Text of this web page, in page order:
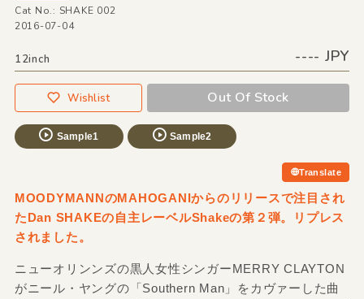
Cat No.: SHAKE 002
2016-07-04
12inch ---- JPY
Wishlist Out Of Stock
Sample1 Sample2
Translate
MOODYMANNのMAHOGANIからのリリースで注目され
たDan SHAKEの自主レーベルShakeの第２弾。リプレス
されました。
ニューオリンンズの黒人女性シンガーMERRY CLAYTON
がニール・ヤングの「Southern Man」をカヴァーした曲